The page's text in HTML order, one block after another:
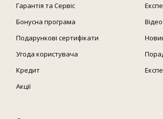
Гарантія та Сервіс
Бонусна програма
Подарункові сертифікати
Угода користувача
Кредит
Акції
Відео